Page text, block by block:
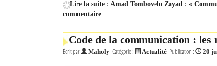
Lire la suite : Amad Tombovelo Zayad : «
commentaire
Code de la communication : les
Écrit par Maholy Catégorie : Actualité Publication : 20